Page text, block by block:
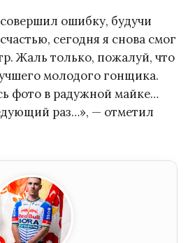
ошибку, будучи
сегодня я снова смог
Жаль только, пожалуй, что
молодого гонщика.
фото в радужной майке…
раз…», — отметил